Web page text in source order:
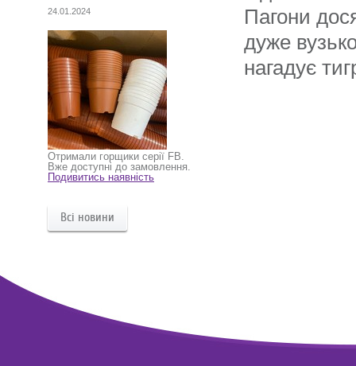
24.01.2024
Отримали горщики серії FB.
Вже доступні до замовлення.
Подивитись наявність
Всі новини
Пагони
дуже
нагадує